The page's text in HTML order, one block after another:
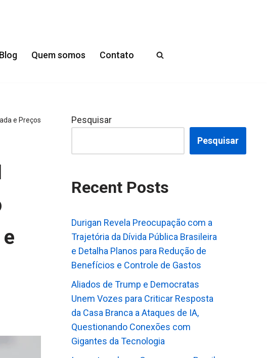
Blog Quem somos Contato
e Preços
Pesquisar
Pesquisar
Recent Posts
Durigan Revela Preocupação com a
Trajetória da Dívida Pública Brasileira
e Detalha Planos para Redução de
Benefícios e Controle de Gastos
Aliados de Trump e Democratas
Unem Vozes para Criticar Resposta
da Casa Branca a Ataques de IA,
Questionando Conexões com
Gigantes da Tecnologia